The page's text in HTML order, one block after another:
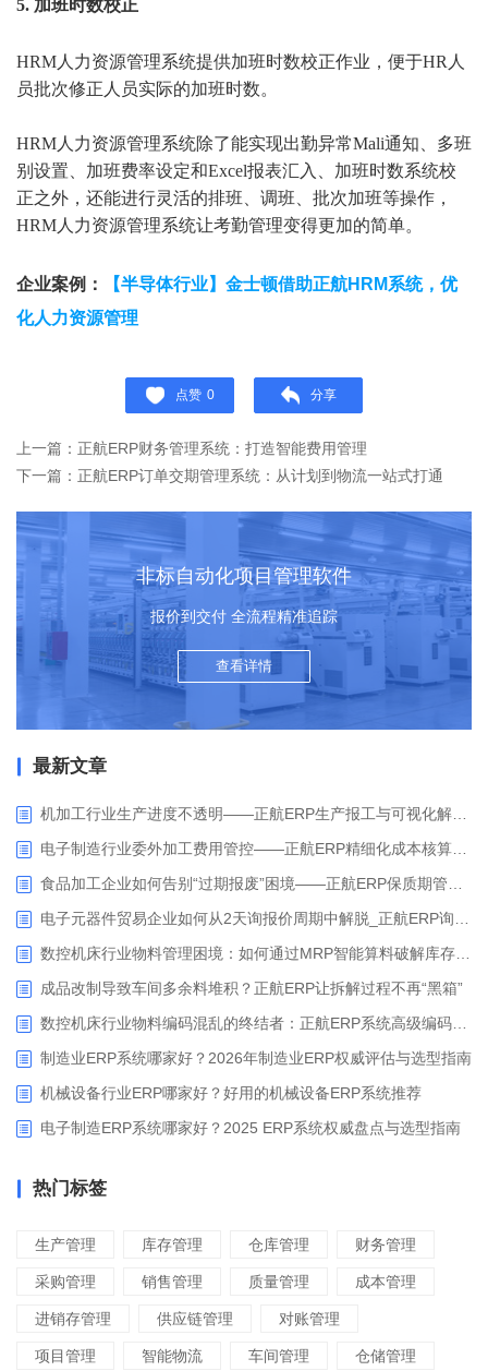
5. 加班时数校正
HRM人力资源管理系统提供加班时数校正作业，便于HR人
员批次修正人员实际的加班时数。
HRM人力资源管理系统除了能实现出勤异常Mali通知、多班
别设置、加班费率设定和Excel报表汇入、加班时数系统校
正之外，还能进行灵活的排班、调班、批次加班等操作，
HRM人力资源管理系统让考勤管理变得更加的简单。
企业案例：
【半导体行业】金士顿借助正航HRM系统，优
化人力资源管理
点赞 0 分享
上一篇：正航ERP财务管理系统：打造智能费用管理
下一篇：正航ERP订单交期管理系统：从计划到物流一站式打通
非标自动化项目管理软件
报价到交付 全流程精准追踪
查看详情
最新文章
成品改制导致车间多余料堆积？正航ERP让拆解过程不再“黑箱”
制造业ERP系统哪家好？2026年制造业ERP权威评估与选型指南
机械设备行业ERP哪家好？好用的机械设备ERP系统推荐
电子制造ERP系统哪家好？2025 ERP系统权威盘点与选型指南
热门标签
生产管理 库存管理 仓库管理 财务管理
采购管理 销售管理 质量管理 成本管理
进销存管理 供应链管理 对账管理
项目管理 智能物流 车间管理 仓储管理